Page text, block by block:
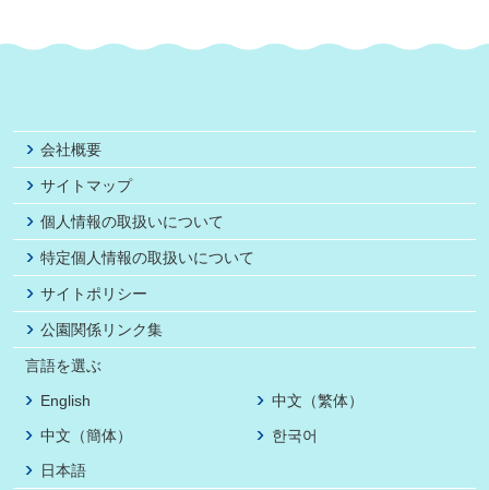
会社概要
サイトマップ
個人情報の取扱いについて
特定個人情報の取扱いについて
サイトポリシー
公園関係リンク集
言語を選ぶ
English
中文（繁体）
中文（簡体）
한국어
日本語